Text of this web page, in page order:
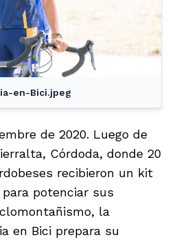
en-Bici.jpeg
de 2020. Luego de
Córdoda, donde 20
recibieron un kit
potenciar sus
la
en Bici prepara su